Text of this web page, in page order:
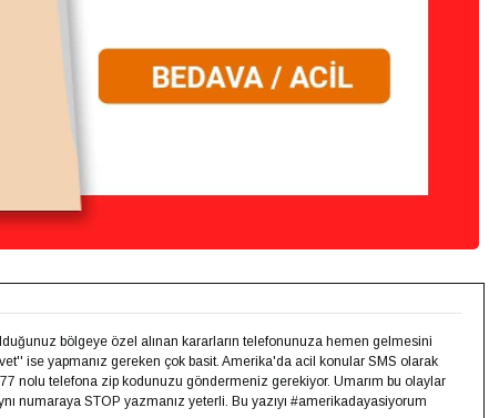
bölgeye özel alınan kararların telefonunuza hemen gelmesini
ise yapmanız gereken çok basit. Amerika'da acil konular SMS olarak
nolu telefona zip kodunuzu göndermeniz gerekiyor. Umarım bu olaylar
numaraya STOP yazmanız yeterli. Bu yazıyı #amerikadayasiyorum